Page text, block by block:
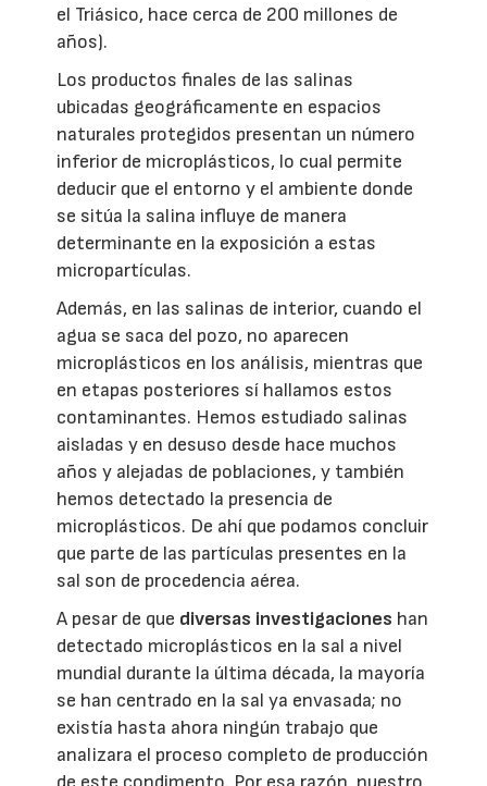
el Triásico, hace cerca de 200 millones de
años).
Los productos finales de las salinas
ubicadas geográficamente en espacios
naturales protegidos presentan un número
inferior de microplásticos, lo cual permite
deducir que el entorno y el ambiente donde
se sitúa la salina influye de manera
determinante en la exposición a estas
micropartículas.
Además, en las salinas de interior, cuando el
agua se saca del pozo, no aparecen
microplásticos en los análisis, mientras que
en etapas posteriores sí hallamos estos
contaminantes. Hemos estudiado salinas
aisladas y en desuso desde hace muchos
años y alejadas de poblaciones, y también
hemos detectado la presencia de
microplásticos. De ahí que podamos concluir
que parte de las partículas presentes en la
sal son de procedencia aérea.
A pesar de que diversas investigaciones han
detectado microplásticos en la sal a nivel
mundial durante la última década, la mayoría
se han centrado en la sal ya envasada; no
existía hasta ahora ningún trabajo que
analizara el proceso completo de producción